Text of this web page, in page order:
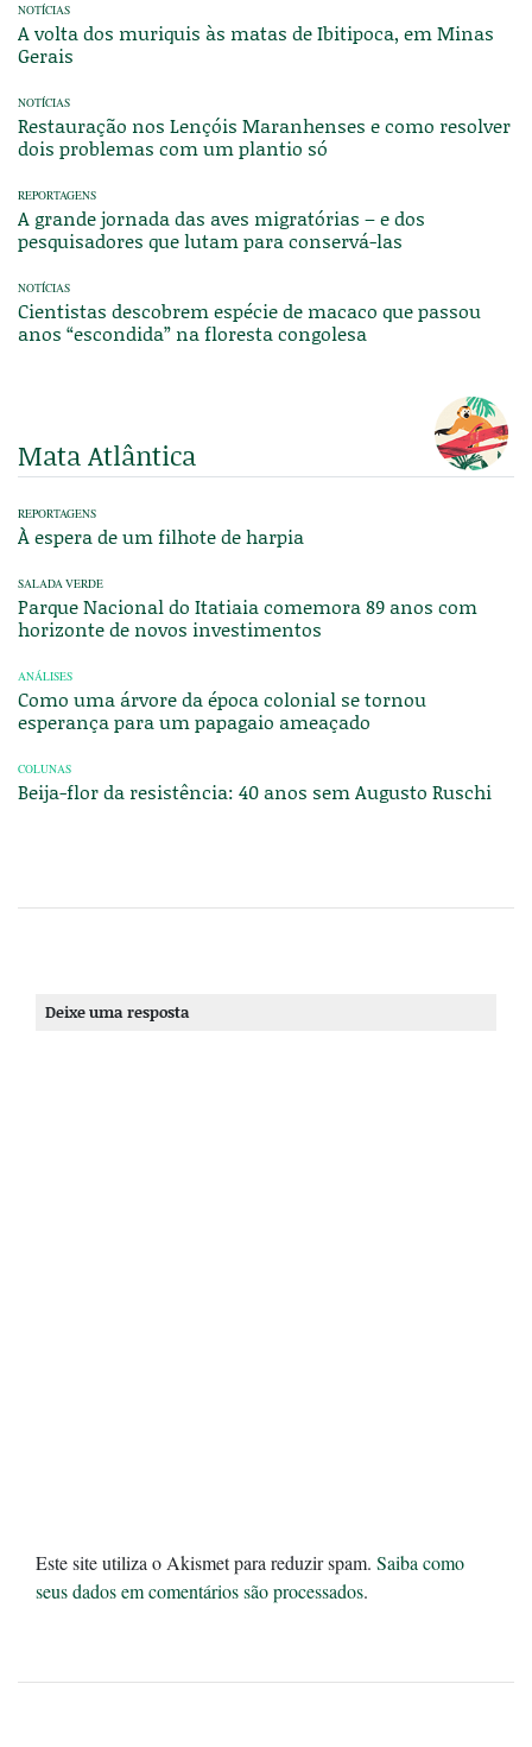
NOTÍCIAS
A volta dos muriquis às matas de Ibitipoca, em Minas
Gerais
NOTÍCIAS
Restauração nos Lençóis Maranhenses e como resolver
dois problemas com um plantio só
REPORTAGENS
A grande jornada das aves migratórias – e dos
pesquisadores que lutam para conservá-las
NOTÍCIAS
Cientistas descobrem espécie de macaco que passou
anos “escondida” na floresta congolesa
Mata Atlântica
REPORTAGENS
À espera de um filhote de harpia
SALADA VERDE
Parque Nacional do Itatiaia comemora 89 anos com
horizonte de novos investimentos
ANÁLISES
Como uma árvore da época colonial se tornou
esperança para um papagaio ameaçado
COLUNAS
Beija-flor da resistência: 40 anos sem Augusto Ruschi
Deixe uma resposta
Este site utiliza o Akismet para reduzir spam. Saiba como
seus dados em comentários são processados.